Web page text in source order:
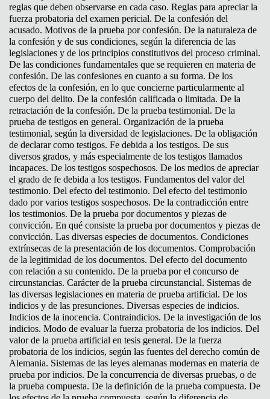
reglas que deben observarse en cada caso. Reglas para apreciar la
fuerza probatoria del examen pericial. De la confesión del
acusado. Motivos de la prueba por confesión. De la naturaleza de
la confesión y de sus condiciones, según la diferencia de las
legislaciones y de los principios constitutivos del proceso criminal.
De las condiciones fundamentales que se requieren en materia de
confesión. De las confesiones en cuanto a su forma. De los
efectos de la confesión, en lo que concierne particularmente al
cuerpo del delito. De la confesión calificada o limitada. De la
retractación de la confesión. De la prueba testimonial. De la
prueba de testigos en general. Organización de la prueba
testimonial, según la diversidad de legislaciones. De la obligación
de declarar como testigos. Fe debida a los testigos. De sus
diversos grados, y más especialmente de los testigos llamados
incapaces. De los testigos sospechosos. De los medios de apreciar
el grado de fe debida a los testigos. Fundamentos del valor del
testimonio. Del efecto del testimonio. Del efecto del testimonio
dado por varios testigos sospechosos. De la contradicción entre
los testimonios. De la prueba por documentos y piezas de
convicción. En qué consiste la prueba por documentos y piezas de
convicción. Las diversas especies de documentos. Condiciones
extrínsecas de la presentación de los documentos. Comprobación
de la legitimidad de los documentos. Del efecto del documento
con relación a su contenido. De la prueba por el concurso de
circunstancias. Carácter de la prueba circunstancial. Sistemas de
las diversas legislaciones en materia de prueba artificial. De los
indicios y de las presunciones. Diversas especies de indicios.
Indicios de la inocencia. Contraindicios. De la investigación de los
indicios. Modo de evaluar la fuerza probatoria de los indicios. Del
valor de la prueba artificial en tesis general. De la fuerza
probatoria de los indicios, según las fuentes del derecho común de
Alemania. Sistemas de las leyes alemanas modernas en materia de
prueba por indicios. De la concurrencia de diversas pruebas, o de
la prueba compuesta. De la definición de la prueba compuesta. De